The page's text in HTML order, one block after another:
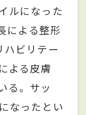
ルになった
による整形
ビリテー
よる皮膚
る。サッ
なったとい